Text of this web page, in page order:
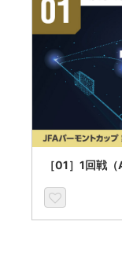
［01］1回戦